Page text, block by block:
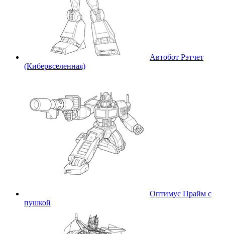
Автобот Рэтчет
(Кибервселенная)
Оптимус Прайм с
пушкой